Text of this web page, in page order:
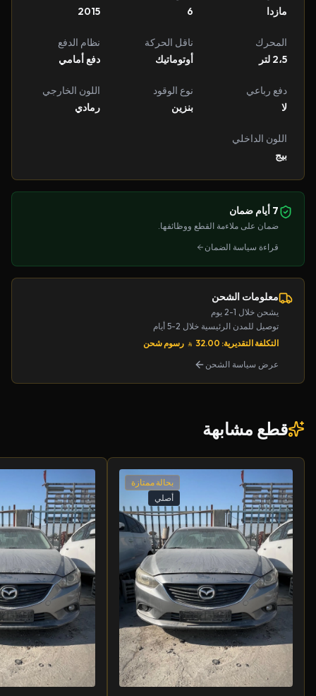
مازدا
6
2015
المحرك
2،5 لتر
ناقل الحركة
أوتوماتيك
نظام الدفع
دفع أمامي
دفع رباعي
لا
نوع الوقود
بنزين
اللون الخارجي
رمادي
اللون الداخلي
بيج
7 أيام ضمان
ضمان على ملاءمة القطع ووظائفها.
قراءة سياسة الضمان
معلومات الشحن
يشحن خلال 1-2 يوم
توصيل للمدن الرئيسية خلال 2-5 أيام
التكلفة التقديرية: 32.00
رسوم شحن
عرض سياسة الشحن
قطع مشابهة
بحالة ممتازة
أصلي